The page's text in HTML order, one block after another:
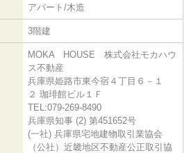
アパート/木造
3階建
MOKA HOUSE 株式会社モカハウ
ス不動産
兵庫県姫路市東今宿４丁目６－１
２ 珈琲館ビル１Ｆ
TEL:079-269-8490
兵庫県知事 (2) 第451652号
(一社) 兵庫県宅地建物取引業協会
（公社）近畿地区不動産公正取引協